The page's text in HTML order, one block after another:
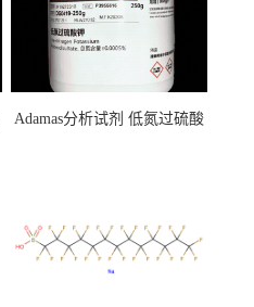
Adamas分析试剂 低氮过硫酸